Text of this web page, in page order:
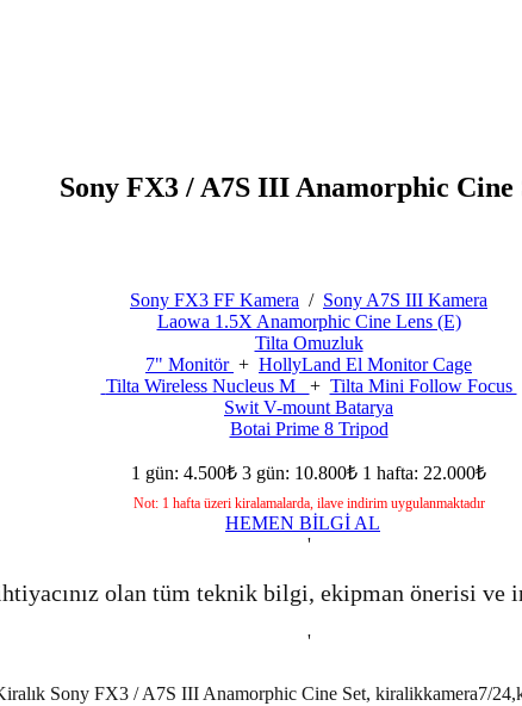
Sony FX3 / A7S III Anamorphic Cine
Sony FX3 FF Kamera / Sony A7S III Kamera
Laowa 1.5X Anamorphic Cine Lens (E)
Tilta Omuzluk
7" Monitör + HollyLand El Monitor Cage
Tilta Wireless Nucleus M + Tilta Mini Follow Focus
Swit V-mount Batarya
Botai Prime 8 Tripod
1 gün: 4.500₺ 3 gün: 10.800₺ 1 hafta: 22.000₺
Not: 1 hafta üzeri kiralamalarda, ilave indirim uygulanmaktadır
HEMEN BİLGİ AL
'
olan tüm teknik bilgi, ekipman önerisi
'
Sony FX3 / A7S III Anamorphic Cine Set, kiralikkamera7/